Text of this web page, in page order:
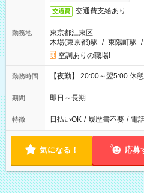
交通費 交通費支給あり
勤務地
東京都江東区
木場(東京都)駅 / 東陽町駅 /
空調ありの職場!
勤務時間 【夜勤】 20:00～翌5:00 休
期間 即日～長期
特徴 日払いOK / 履歴書不要 / 電
気になる！ 応募